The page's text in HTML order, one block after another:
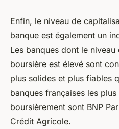
Enfin, le niveau de
banque est également un
Les banques dont le
boursière est élevé sont
plus solides et plus fiables
banques françaises les
boursièrement sont BNP
Crédit Agricole.